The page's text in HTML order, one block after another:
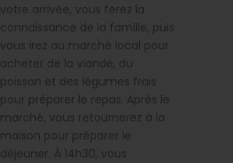
votre arrivée, vous ferez la
connaissance de la famille, puis
vous irez au marché local pour
acheter de la viande, du
poisson et des légumes frais
pour préparer le repas. Après le
marché, vous retournerez à la
maison pour préparer le
déjeuner. À 14h30, vous